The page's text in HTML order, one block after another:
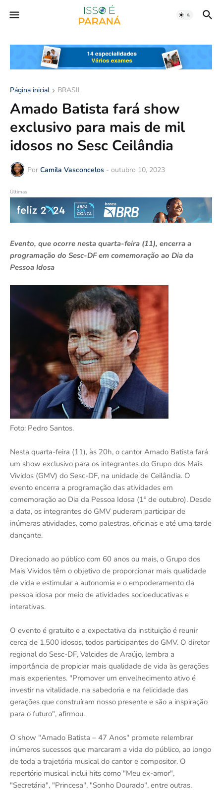
Página inicial BRASIL
Amado Batista fará show
exclusivo para mais de mil
idosos no Sesc Ceilândia
Por Camila Vasconcelos - outubro 10, 2023
Últimas
Evento, que ocorre nesta quarta-feira (11), encerra a
programação do Sesc-DF em comemoração ao Dia da
Pessoa Idosa
Foto: Pedro Santos.
Nesta quarta-feira (11), às 20h, o cantor Amado Batista fará
um show exclusivo para os integrantes do Grupo dos Mais
Vividos (GMV) do Sesc-DF, na unidade de Ceilândia. O
evento encerra a programação das atividades em
comemoração ao Dia da Pessoa Idosa (1º de outubro). Desde
a data, os integrantes do GMV puderam participar de
inúmeras atividades, como palestras, oficinas e até uma tarde
dançante.
Direcionado ao público com 60 anos ou mais, o Grupo dos
Mais Vividos têm o objetivo de proporcionar mais qualidade
de vida e estimular a autonomia e o empoderamento da
pessoa idosa por meio de atividades socioeducativas e
interativas.
O evento é gratuito e a expectativa da instituição é reunir
cerca de 1.500 idosos, todos participantes do GMV. O diretor
regional do Sesc-DF, Valcides de Araújo, lembra a
importância de propiciar mais qualidade de vida às gerações
mais experientes. "Promover um envelhecimento ativo é
investir na vitalidade, na sabedoria e na felicidade das
gerações que construíram nosso presente e são a inspiração
para o futuro", afirmou.
O show "Amado Batista – 47 Anos" promete relembrar
inúmeros sucessos que marcaram a vida do público, ao longo
de toda a trajetória musical do cantor e compositor. O
repertório musical inclui hits como "Meu ex-amor",
"Secretária", "Princesa", "Sonho Dourado", entre outras.